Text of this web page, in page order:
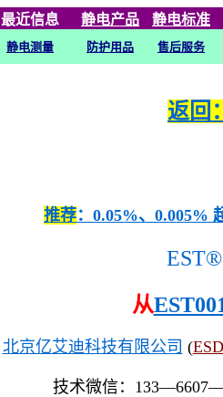
最近信息 静电产品 静电标准
静电测量 防护用品
售后服务
返回
推荐：0.05%、0.005%
EST®
从
北京亿艾迪科技有限公司 (
技术微信：